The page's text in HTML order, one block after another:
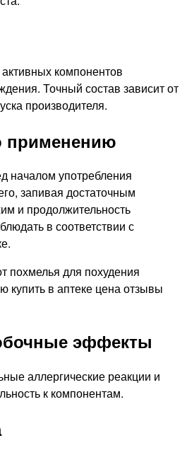
компонентов
Точный состав зависит от
производителя.
применению
началом употребления
запивая достаточным
и продолжительность
в соответствии с
эффекты
аллергические реакции и
к компонентам.